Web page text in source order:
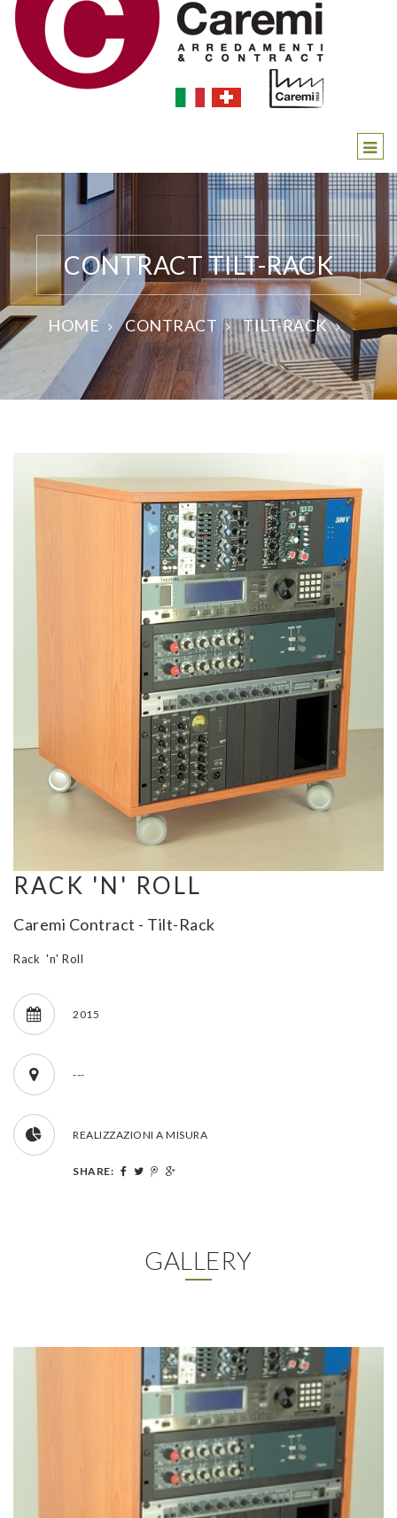
CONTRACT TILT-RACK
HOME CONTRACT TILT-RACK
RACK 'N' ROLL
Caremi Contract - Tilt-Rack
Rack 'n' Roll
2015
---
REALIZZAZIONI A MISURA
SHARE:
GALLERY